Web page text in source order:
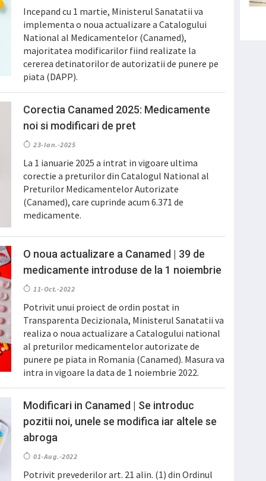
Incepand cu 1 martie, Ministerul Sanatatii va
implementa o noua actualizare a Catalogului
National al Medicamentelor (Canamed),
majoritatea modificarilor fiind realizate la
cererea detinatorilor de autorizatii de punere pe
piata (DAPP).
Corectia Canamed 2025: Medicamente
noi si modificari de pret
23-Ian.-2025
La 1 ianuarie 2025 a intrat in vigoare ultima
corectie a preturilor din Catalogul National al
Preturilor Medicamentelor Autorizate
(Canamed), care cuprinde acum 6.371 de
medicamente.
O noua actualizare a Canamed | 39 de
medicamente introduse de la 1 noiembrie
11-Oct.-2022
Potrivit unui proiect de ordin postat in
Transparenta Decizionala, Ministerul Sanatatii va
realiza o noua actualizare a Catalogului national
al preturilor medicamentelor autorizate de
punere pe piata in Romania (Canamed). Masura va
intra in vigoare la data de 1 noiembrie 2022.
Modificari in Canamed | Se introduc
pozitii noi, unele se modifica iar altele se
abroga
01-Aug.-2022
Potrivit prevederilor art. 21 alin. (1) din Ordinul